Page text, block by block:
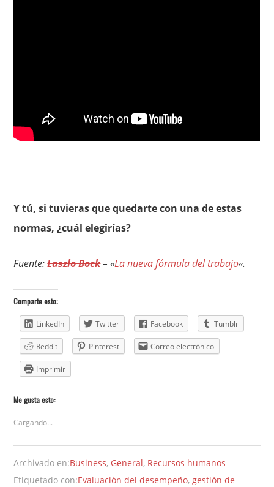
Y tú, si tuvieras que quedarte con una de estas
normas, ¿cuál elegirías?
Fuente:Laszlo Bock– «La nueva fórmula del trabajo«.
Comparte esto:
LinkedIn Twitter Facebook Tumblr
Reddit Pinterest Correo electrónico
Imprimir
Me gusta esto:
Cargando...
Archivado en:Business, General, Recursos humanos
Etiquetado con:Evaluación del desempeño,gestión de